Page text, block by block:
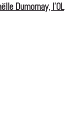
Dumornay, l’OL